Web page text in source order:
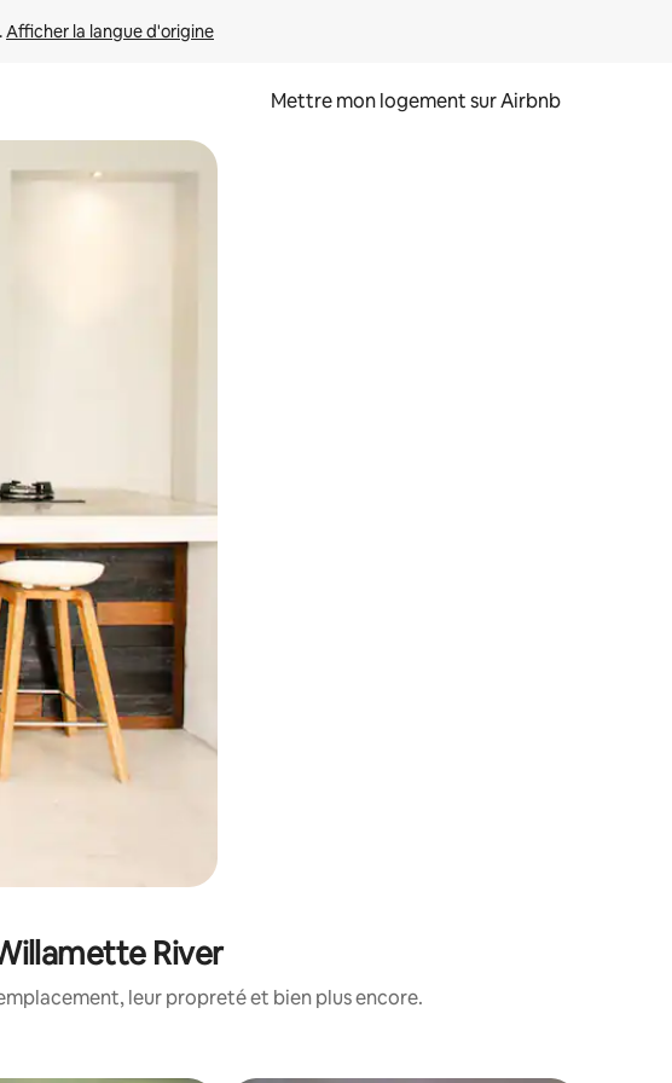
Afficher la langue d'origine
Mettre mon logement sur Airbnb
et en faisant glisser.
River
leur propreté et bien plus encore.